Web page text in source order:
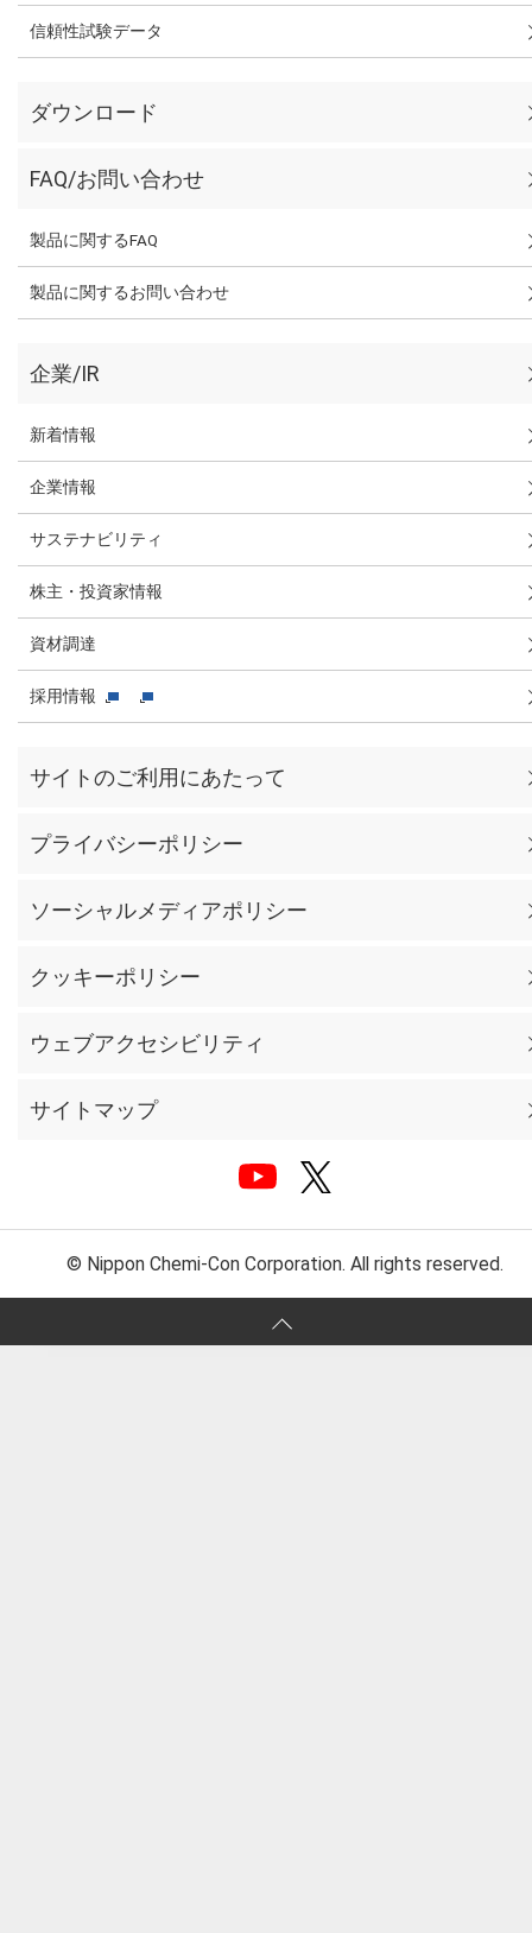
信頼性試験データ
ダウンロード
FAQ/お問い合わせ
製品に関するFAQ
製品に関するお問い合わせ
企業/IR
新着情報
企業情報
サステナビリティ
株主・投資家情報
資材調達
採用情報
サイトのご利用にあたって
プライバシーポリシー
ソーシャルメディアポリシー
クッキーポリシー
ウェブアクセシビリティ
サイトマップ
© Nippon Chemi-Con Corporation. All rights reserved.